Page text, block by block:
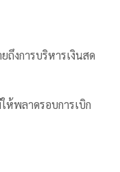
ถึงการบริหารเงินสด
ห้พลาดรอบการเบิก